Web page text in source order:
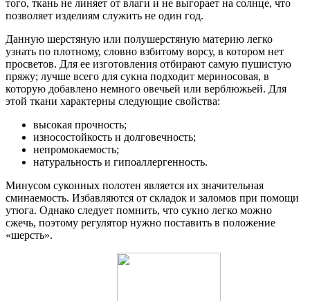
того, ткань не линяет от влаги и не выгорает на солнце, что
позволяет изделиям служить не один год.
Данную шерстяную или полушерстяную материю легко
узнать по плотному, словно взбитому ворсу, в котором нет
просветов. Для ее изготовления отбирают самую пушистую
пряжу; лучше всего для сукна подходит мериносовая, в
которую добавлено немного овечьей или верблюжьей. Для
этой ткани характерны следующие свойства:
высокая прочность;
износостойкость и долговечность;
непромокаемость;
натуральность и гипоаллергенность.
Минусом суконных полотен является их значительная
сминаемость. Избавляются от складок и заломов при помощи
утюга. Однако следует помнить, что сукно легко можно
сжечь, поэтому регулятор нужно поставить в положение
«шерсть».